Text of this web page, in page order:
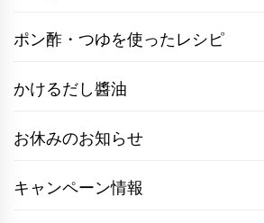
ポン酢・つゆを使ったレシピ
かけるだし醬油
お休みのお知らせ
キャンペーン情報